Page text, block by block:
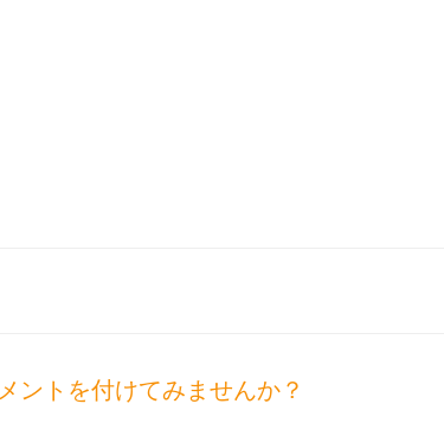
ントを付けてみませんか？